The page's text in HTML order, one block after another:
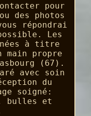
pour
des photos
répondrai
Les
à titre
propre
(67).
avec soin
du
soigné:
bulles et